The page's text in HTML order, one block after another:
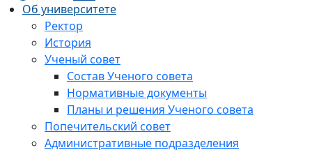
Об университете
Ректор
История
Ученый совет
Состав Ученого совета
Нормативные документы
Планы и решения Ученого совета
Попечительский совет
Административные подразделения